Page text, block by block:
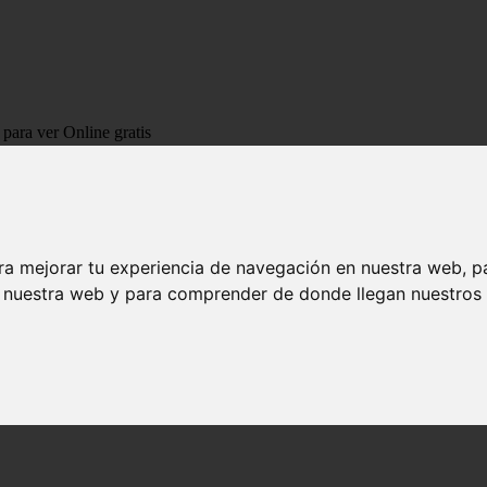
mejorar tu experiencia de navegación en nuestra web,
web y para comprender de donde llegan nuestros
ver Online gratis
Chan para ver Online gratis
Earl Derr Biggerspara una serie denovelas de misterio , que